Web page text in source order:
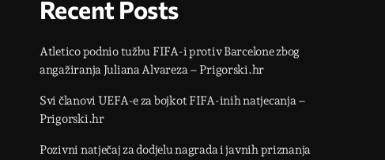
Recent Posts
Atletico podnio tužbu FIFA-i protiv Barcelone zbog
angažiranja Juliana Alvareza – Prigorski.hr
Svi članovi UEFA-e za bojkot FIFA-inih natjecanja –
Prigorski.hr
Pozivni natječaj za dodjelu nagrada i javnih priznanja